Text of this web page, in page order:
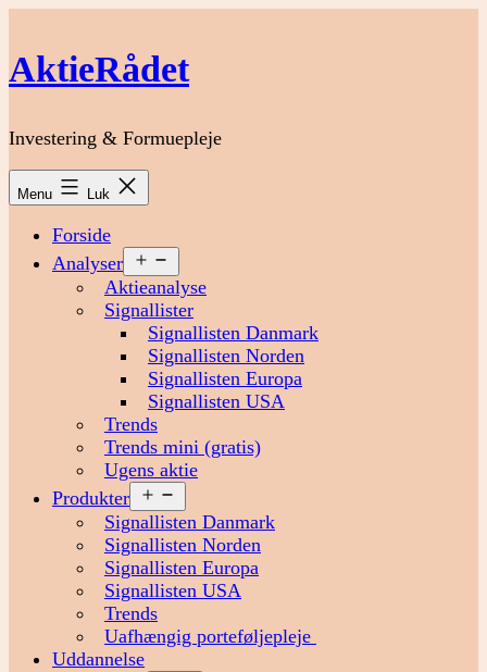
indhold
AktieRådet
Investering & Formuepleje
Menu Luk
Forside
Analyser
menu
Aktieanalyse
Signallister
Signallisten Danmark
Signallisten Norden
Signallisten Europa
Signallisten USA
Trends
Trends mini (gratis)
Ugens aktie
Produkter
menu
Signallisten Danmark
Signallisten Norden
Signallisten Europa
Signallisten USA
Trends
Uafhængig porteføljepleje
Uddannelse